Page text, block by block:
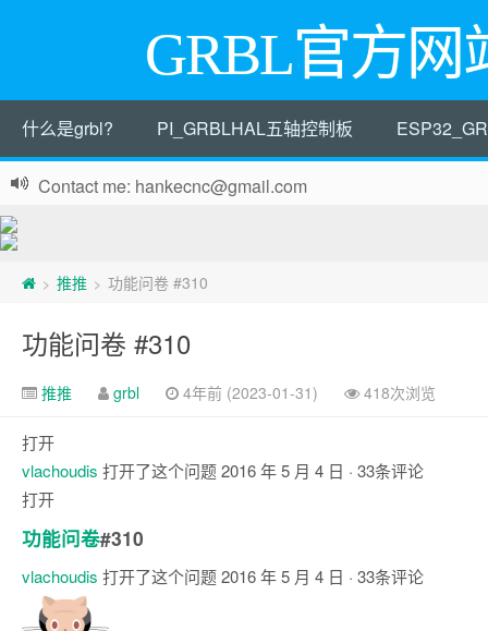
GRBL官方网
什么是grbl? PI_GRBLHAL五轴控制板
Contact me: hankecnc@gmail.com
> 推推 > 功能问卷 #310
功能问卷 #310
推推 grbl 4年前 (2023-01-31) 418次浏览
打开
vlachoudis 打开了这个问题2016 年 5 月 4 日 · 33条评论
打开
功能问卷#310
vlachoudis 打开了这个问题2016 年 5 月 4 日 · 33条评论